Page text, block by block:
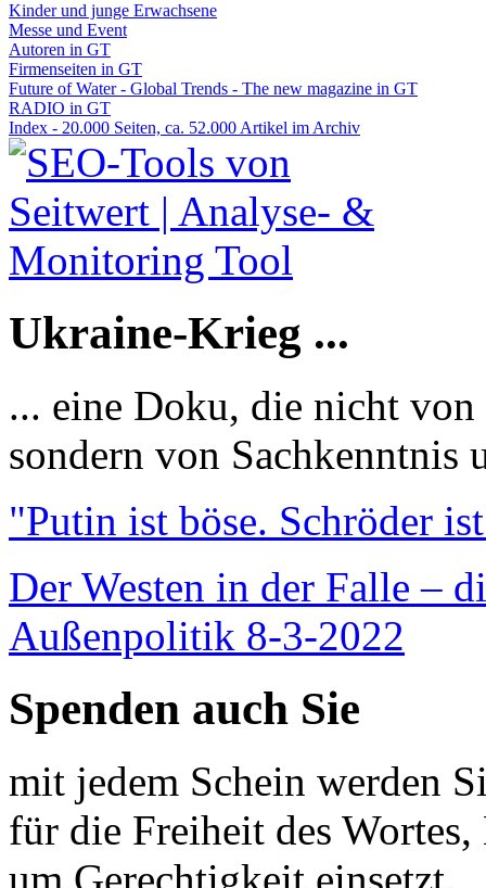
Kinder und junge Erwachsene
Messe und Event
Autoren in GT
Firmenseiten in GT
Future of Water - Global Trends - The new magazine in GT
RADIO in GT
Index - 20.000 Seiten, ca. 52.000 Artikel im Archiv
Ukraine-Krieg ...
... eine Doku, die nicht
sondern von Sachkenntnis
"Putin ist böse. Schröder
Der Westen in der Falle –
Außenpolitik 8-3-2022
Spenden auch Sie
mit jedem Schein werden
für die Freiheit des
um Gerechtigkeit einsetzt.